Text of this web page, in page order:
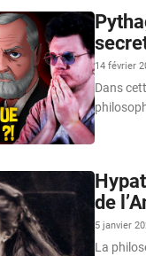
14 février
Dans
de
5 janvier
La